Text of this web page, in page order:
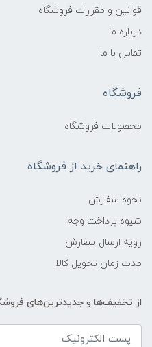
قوانین و مقررات فروشگاه
درباره ما
تماس با ما
فروشگاه
محصولات فروشگاه
راهنمای خرید از فروشگاه
نحوه سفارش
شیوه پرداخت وجه
رویه ارسال سفارش
مدت زمان تحویل کالا
از تخفیف‌ها و جدیدترین‌های